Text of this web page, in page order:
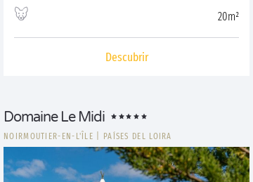
20m²
Descubrir
Domaine Le Midi
NOIRMOUTIER-EN-L'ÎLE PAÍSES DEL LOIRA